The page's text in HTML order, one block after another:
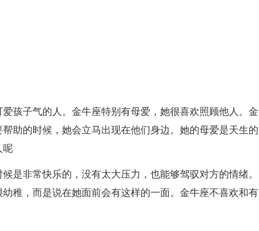
孩子气的人。金牛座特别有母爱，她很喜欢照顾他人。金
助的时候，她会立马出现在他们身边。她的母爱是天生的
呢
是非常快乐的，没有太大压力，也能够驾驭对方的情绪。
稚，而是说在她面前会有这样的一面。金牛座不喜欢和有